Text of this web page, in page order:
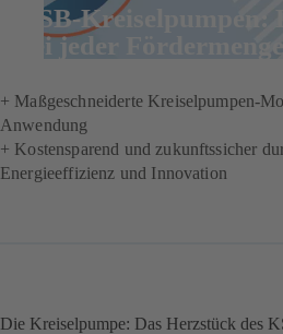
KSB-Kreiselpumpen:
bei jeder Fördermenge
+ Maßgeschneiderte Kreiselpumpen-
Anwendung
+ Kostensparend und zukunftssicher
Energieeffizienz und Innovation
Die Kreiselpumpe: Das Herzstück des